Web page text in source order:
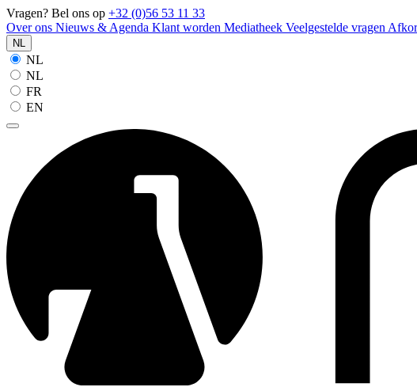
Vragen? Bel ons op +32 (0)56 53 11 33
Over ons Nieuws & Agenda Klant worden Mediatheek Veelgestelde vragen
NL
NL
NL
FR
EN